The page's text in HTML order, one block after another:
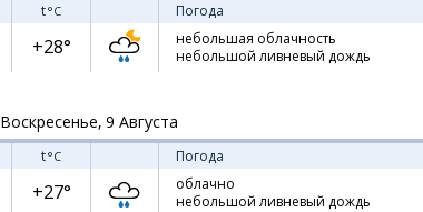
t°C Погода
+28°
небольшая облачность
небольшой ливневый дождь
Воскресенье, 9 Августа
t°C Погода
+27°
облачно
небольшой ливневый дождь